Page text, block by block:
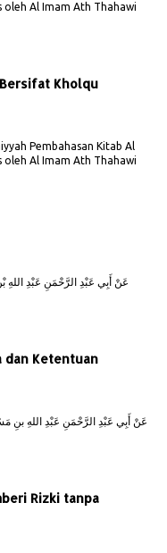
oleh Al Imam Ath Thahawi
Kholqu
Pembahasan Kitab Al
oleh Al Imam Ath Thahawi
عَنْ أَبِي عَبْدِ الرَّحْمَنِ عَبْدِ
dan Ketentuan
عَنْ أَبِي عَبْدِ الرَّحْمَنِ عَبْدِ اللهِ بنِ
Rizki tanpa